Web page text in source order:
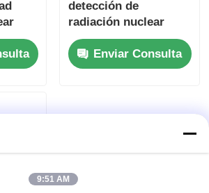
de
detección de
radiación nuclear
portátil GM-300 para
rayos X alfa beta
gamma
Enviar Consulta
9:51 AM